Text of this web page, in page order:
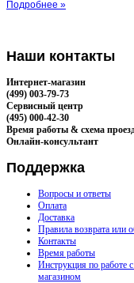
Подробнее »
Наши контакты
Интернет-магазин
(499) 003-79-73
Сервисный центр
(495) 000-42-30
Время работы & схема
Онлайн-консультант
Поддержка
Вопросы и ответы
Оплата
Доставка
Правила возврата или
Контакты
Время работы
Инструкция по работе
магазином